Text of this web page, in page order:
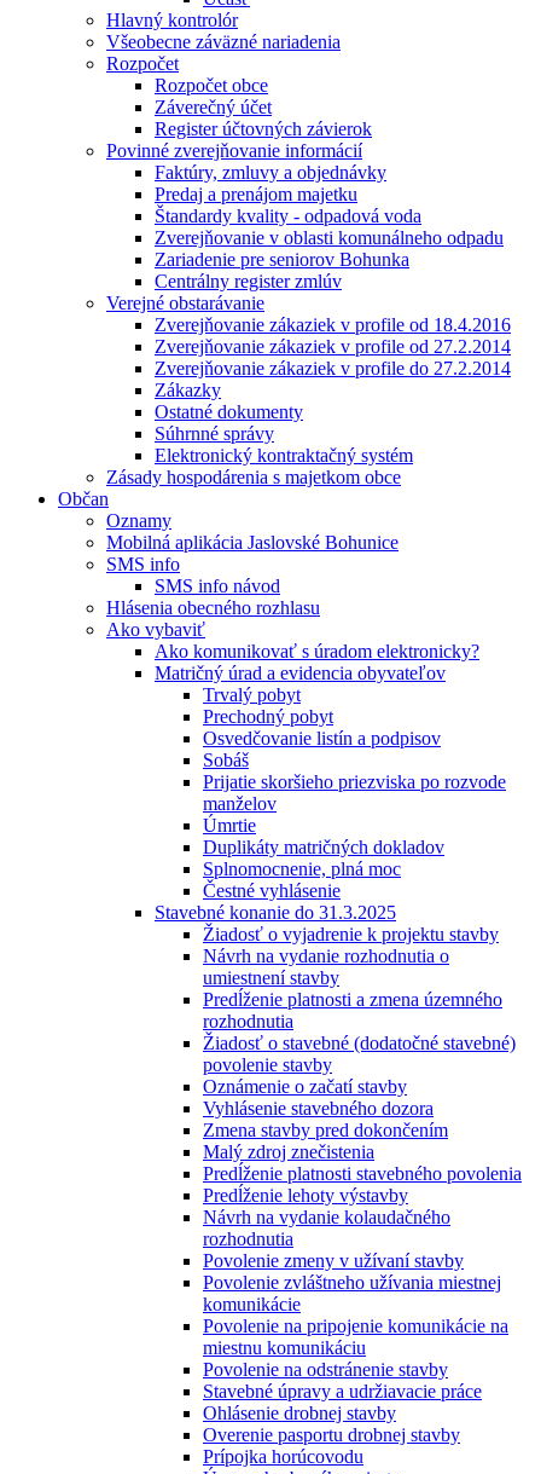
Hlavný kontrolór
Všeobecne záväzné nariadenia
Rozpočet
Rozpočet obce
Záverečný účet
Register účtovných závierok
Povinné zverejňovanie informácií
Faktúry, zmluvy a objednávky
Predaj a prenájom majetku
Štandardy kvality - odpadová voda
Zverejňovanie v oblasti komunálneho odpadu
Zariadenie pre seniorov Bohunka
Centrálny register zmlúv
Verejné obstarávanie
Zverejňovanie zákaziek v profile od 18.4.2016
Zverejňovanie zákaziek v profile od 27.2.2014
Zverejňovanie zákaziek v profile do 27.2.2014
Zákazky
Ostatné dokumenty
Súhrnné správy
Elektronický kontraktačný systém
Zásady hospodárenia s majetkom obce
Občan
Oznamy
Mobilná aplikácia Jaslovské Bohunice
SMS info
SMS info návod
Hlásenia obecného rozhlasu
Ako vybaviť
Ako komunikovať s úradom elektronicky?
Matričný úrad a evidencia obyvateľov
Trvalý pobyt
Prechodný pobyt
Osvedčovanie listín a podpisov
Sobáš
Prijatie skoršieho priezviska po rozvode
manželov
Úmrtie
Duplikáty matričných dokladov
Splnomocnenie, plná moc
Čestné vyhlásenie
Stavebné konanie do 31.3.2025
Žiadosť o vyjadrenie k projektu stavby
Návrh na vydanie rozhodnutia o
umiestnení stavby
Predĺženie platnosti a zmena územného
rozhodnutia
Žiadosť o stavebné (dodatočné stavebné)
povolenie stavby
Oznámenie o začatí stavby
Vyhlásenie stavebného dozora
Zmena stavby pred dokončením
Malý zdroj znečistenia
Predĺženie platnosti stavebného povolenia
Predĺženie lehoty výstavby
Návrh na vydanie kolaudačného
rozhodnutia
Povolenie zmeny v užívaní stavby
Povolenie zvláštneho užívania miestnej
komunikácie
Povolenie na pripojenie komunikácie na
miestnu komunikáciu
Povolenie na odstránenie stavby
Stavebné úpravy a udržiavacie práce
Ohlásenie drobnej stavby
Overenie pasportu drobnej stavby
Prípojka horúcovodu